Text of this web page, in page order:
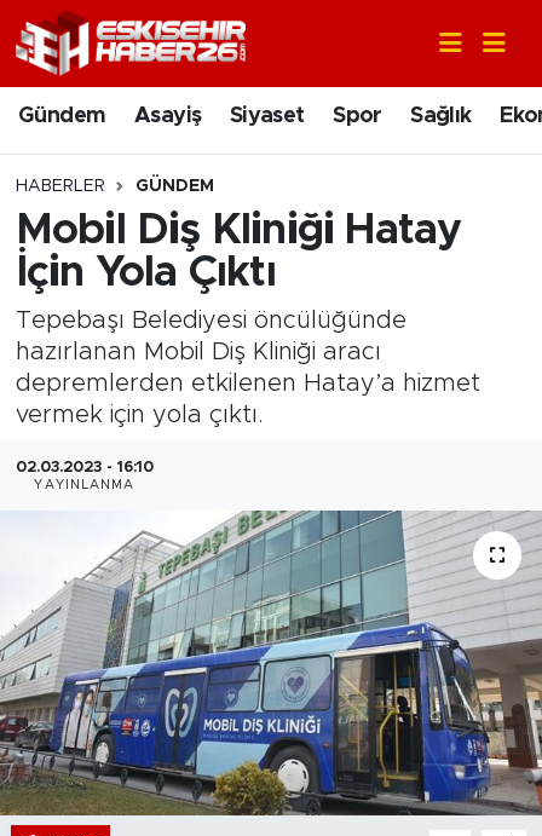
Gündem Asayiş Siyaset Spor Sağlık
HABERLER GÜNDEM
Mobil Diş Kliniği Hatay
İçin Yola Çıktı
Tepebaşı Belediyesi öncülüğünde
hazırlanan Mobil Diş Kliniği aracı
depremlerden etkilenen Hatay’a hizmet
vermek için yola çıktı.
02.03.2023 - 16:10
YAYINLANMA
Gündem
Asayiş
Siyaset
Spor
Sağlık
Ekonomi
Eğitim
Bölge
Teknoloji
Magazin
Dünya
Sektör
Nöbetçi Eczaneler
Hava Durumu
Trafik Durumu
Süper Lig Puan Durumu ve Fikstür
Tüm Manşetler
Son Dakika Haberleri
Haber Arşivi